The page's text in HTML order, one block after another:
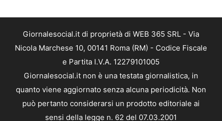
Giornalesocial.it di proprietà di WEB 365 SRL - Via
Nicola Marchese 10, 00141 Roma (RM) - Codice Fiscale
e Partita I.V.A. 12279101005
Giornalesocial.it non è una testata giornalistica, in
quanto viene aggiornato senza alcuna periodicità. Non
può pertanto considerarsi un prodotto editoriale ai
sensi della legge n. 62 del 07.03.2001